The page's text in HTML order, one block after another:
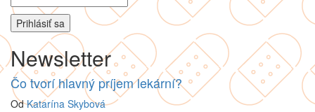
Newsletter
Čo tvorí hlavný príjem lekární?
OdKatarína Skybová